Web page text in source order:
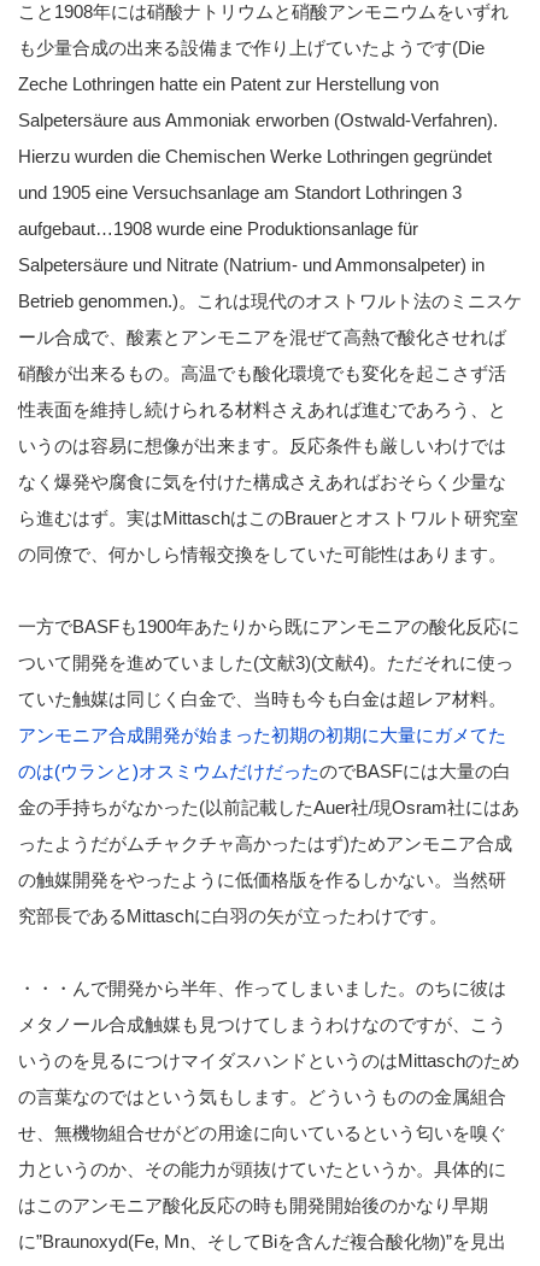
こと1908年には硝酸ナトリウムと硝酸アンモニウムをいずれ
も少量合成の出来る設備まで作り上げていたようです(Die
Zeche Lothringen hatte ein Patent zur Herstellung von
Salpetersäure aus Ammoniak erworben (Ostwald-Verfahren).
Hierzu wurden die Chemischen Werke Lothringen gegründet
und 1905 eine Versuchsanlage am Standort Lothringen 3
aufgebaut…1908 wurde eine Produktionsanlage für
Salpetersäure und Nitrate (Natrium- und Ammonsalpeter) in
Betrieb genommen.)。これは現代のオストワルト法のミニスケ
ール合成で、酸素とアンモニアを混ぜて高熱で酸化させれば
硝酸が出来るもの。高温でも酸化環境でも変化を起こさず活
性表面を維持し続けられる材料さえあれば進むであろう、と
いうのは容易に想像が出来ます。反応条件も厳しいわけでは
なく爆発や腐食に気を付けた構成さえあればおそらく少量な
ら進むはず。実はMittaschはこのBrauerとオストワルト研究室
の同僚で、何かしら情報交換をしていた可能性はあります。
一方でBASFも1900年あたりから既にアンモニアの酸化反応に
ついて開発を進めていました(文献3)(文献4)。ただそれに使っ
ていた触媒は同じく白金で、当時も今も白金は超レア材料。
アンモニア合成開発が始まった初期の初期に大量にガメてた
のは(ウランと)オスミウムだけだったのでBASFには大量の白
金の手持ちがなかった(以前記載したAuer社/現Osram社にはあ
ったようだがムチャクチャ高かったはず)ためアンモニア合成
の触媒開発をやったように低価格版を作るしかない。当然研
究部長であるMittaschに白羽の矢が立ったわけです。
・・・んで開発から半年、作ってしまいました。のちに彼は
メタノール合成触媒も見つけてしまうわけなのですが、こう
いうのを見るにつけマイダスハンドというのはMittaschのため
の言葉なのではという気もします。どういうものの金属組合
せ、無機物組合せがどの用途に向いているという匂いを嗅ぐ
力というのか、その能力が頭抜けていたというか。具体的に
はこのアンモニア酸化反応の時も開発開始後のかなり早期
に”Braunoxyd(Fe, Mn、そしてBiを含んだ複合酸化物)”を見出